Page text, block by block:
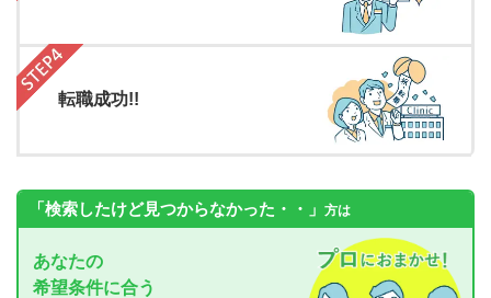
転職成功!!
「検索したけど見つからなかった・・」 方は
あなたの
希望条件に合う